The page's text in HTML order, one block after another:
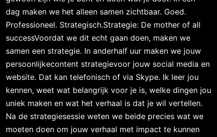
dag maken we het alleen samen zichtbaar. Goed.
Professioneel. Strategisch.Strategie: De mother of all
successVoordat we dit echt gaan doen, maken we
samen een strategie. In anderhalf uur maken we jouw
persoonlijkecontent strategievoor jouw social media en
website. Dat kan telefonisch of via Skype. Ik leer jou
kennen, weet wat belangrijk voor je is, welke dingen jou
uniek maken en wat het verhaal is dat je wil vertellen.
Na de strategiesessie weten we beide precies wat we
moeten doen om jouw verhaal met impact te kunnen